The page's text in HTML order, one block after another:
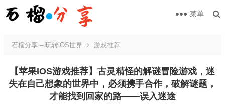
菜单
石榴分享 – 玩转iOS世界 游戏推荐
【苹果IOS游戏推荐】古灵精怪的解谜冒险游戏，迷
失在自己想象的世界中，必须携手合作，破解谜题，
才能找到回家的路——误入迷途